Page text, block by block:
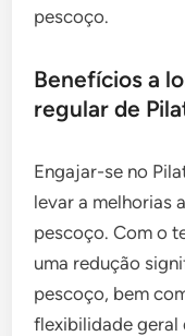
pescoço.
Benefícios a
regular de
Engajar-se no
levar a melhorias
pescoço. Com o
uma redução
pescoço, bem
flexibilidade geral